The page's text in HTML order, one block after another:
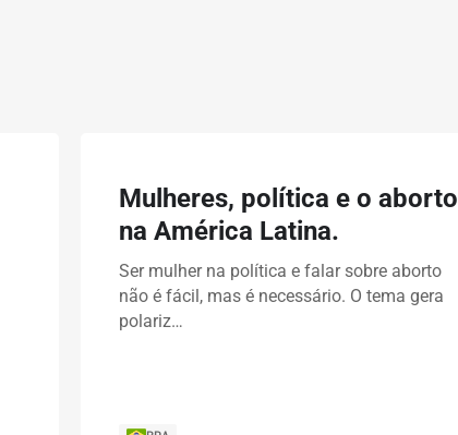
Mulheres, política e o aborto
na América Latina.
Ser mulher na política e falar sobre aborto
não é fácil, mas é necessário. O tema gera
polariz…